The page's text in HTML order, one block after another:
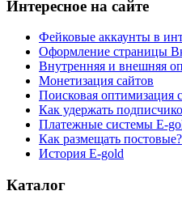
Интересное на сайте
Фейковые аккаунты в
Оформление страницы
Внутренняя и внешняя
Монетизация сайтов
Поисковая оптимизация
Как удержать
Платежные системы E-
Как размещать постовые?
История E-gold
Каталог